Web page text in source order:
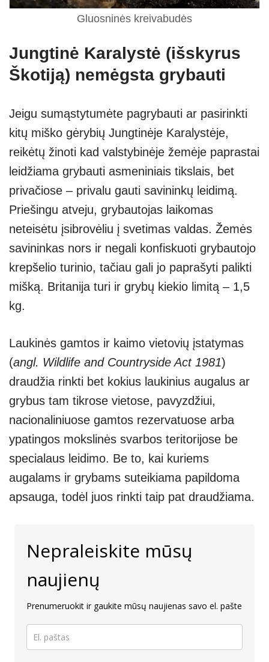
Gluosninės kreivabudės
Jungtinė Karalystė (išskyrus
Škotiją) nemėgsta grybauti
Jeigu sumąstytumėte pagrybauti ar pasirinkti
kitų miško gėrybių Jungtinėje Karalystėje,
reikėtų žinoti kad valstybinėje žemėje paprastai
leidžiama grybauti asmeniniais tikslais, bet
privačiose – privalu gauti savininkų leidimą.
Priešingu atveju, grybautojas laikomas
neteisėtu įsibrovėliu į svetimas valdas. Žemės
savininkas nors ir negali konfiskuoti grybautojo
krepšelio turinio, tačiau gali jo paprašyti palikti
mišką. Britanija turi ir grybų kiekio limitą – 1,5
kg.
Laukinės gamtos ir kaimo vietovių įstatymas
(angl. Wildlife and Countryside Act 1981)
draudžia rinkti bet kokius laukinius augalus ar
grybus tam tikrose vietose, pavyzdžiui,
nacionaliniuose gamtos rezervatuose arba
ypatingos mokslinės svarbos teritorijose be
specialaus leidimo. Be to, kai kuriems
augalams ir grybams suteikiama papildoma
apsauga, todėl juos rinkti taip pat draudžiama.
Nepraleiskite mūsų
naujienų
Prenumeruokit ir gaukite mūsų naujienas savo el. pašte